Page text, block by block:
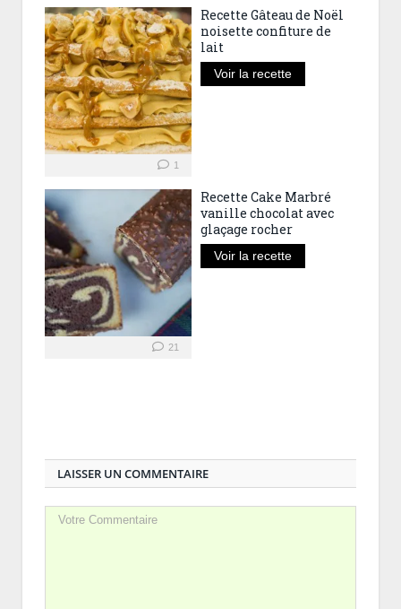
1
Recette Gâteau de Noël
noisette confiture de
lait
Voir la recette
21
Recette Cake Marbré
vanille chocolat avec
glaçage rocher
Voir la recette
LAISSER UN COMMENTAIRE